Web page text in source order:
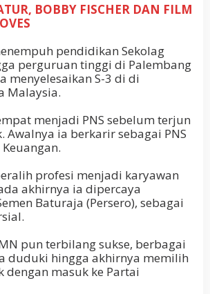
BOBBY FISCHER DAN FILM
pendidikan Sekolag
perguruan tinggi di Palembang
menyelesaikan S-3 di di
Malaysia.
menjadi PNS sebelum terjun
ia berkarir sebagai PNS
profesi menjadi karyawan
akhirnya ia dipercaya
Baturaja (Persero), sebagai
pun terbilang sukse, berbagai
duduki hingga akhirnya memilih
masuk ke Partai